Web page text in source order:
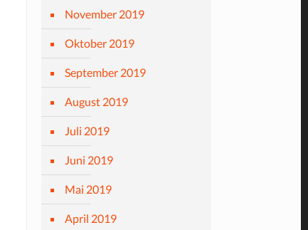
November 2019
Oktober 2019
September 2019
August 2019
Juli 2019
Juni 2019
Mai 2019
April 2019